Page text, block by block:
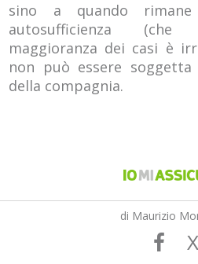
sino a quando
autosufficienza (che
maggioranza dei casi è
non può essere
della compagnia.
di Maurizio
X